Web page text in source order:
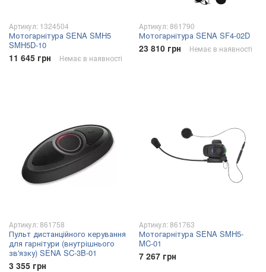
Артикул: 1324504
Мотогарнітура SENA SMH5
SMH5D-10
11 645 грн Немає в наявності
Артикул: 861790
Мотогарнітура SENA SF4-02D
23 810 грн Немає в наявності
Артикул: 861758
Пульт дистанційного керування
для гарнітури (внутрішнього
зв'язку) SENA SC-3B-01
3 355 грн
Артикул: 861763
Мотогарнітура SENA SMH5-
MC-01
7 267 грн